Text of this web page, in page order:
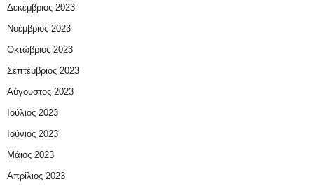
Δεκέμβριος 2023
Νοέμβριος 2023
Οκτώβριος 2023
Σεπτέμβριος 2023
Αύγουστος 2023
Ιούλιος 2023
Ιούνιος 2023
Μάιος 2023
Απρίλιος 2023